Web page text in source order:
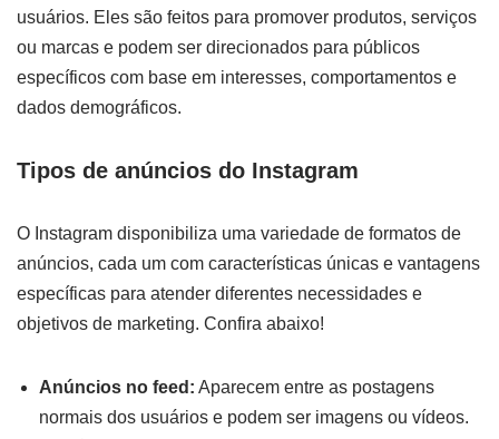
usuários. Eles são feitos para promover produtos, serviços
ou marcas e podem ser direcionados para públicos
específicos com base em interesses, comportamentos e
dados demográficos.
Tipos de anúncios do Instagram
O Instagram disponibiliza uma variedade de formatos de
anúncios, cada um com características únicas e vantagens
específicas para atender diferentes necessidades e
objetivos de marketing. Confira abaixo!
Anúncios no feed: Aparecem entre as postagens
normais dos usuários e podem ser imagens ou vídeos.